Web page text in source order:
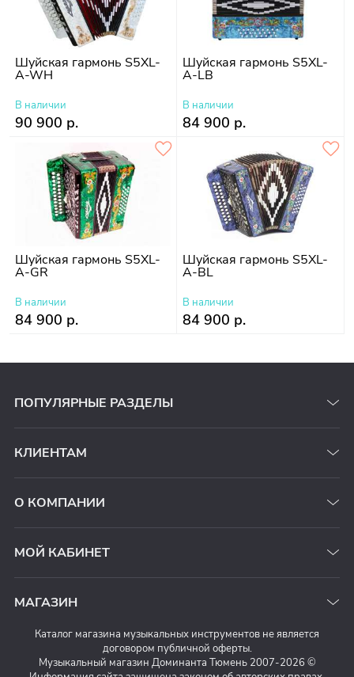
Шуйская гармонь S5XL-
A-WH
В наличии
90 900 р.
Шуйская гармонь S5XL-
A-LB
В наличии
84 900 р.
Шуйская гармонь S5XL-
A-GR
В наличии
84 900 р.
Шуйская гармонь S5XL-
A-BL
В наличии
84 900 р.
ПОПУЛЯРНЫЕ РАЗДЕЛЫ
КЛИЕНТАМ
О КОМПАНИИ
МОЙ КАБИНЕТ
МАГАЗИН
Каталог магазина музыкальных инструментов не является
договором публичной оферты.
Музыкальный магазин Доминанта Тюмень 2007-2026 ©